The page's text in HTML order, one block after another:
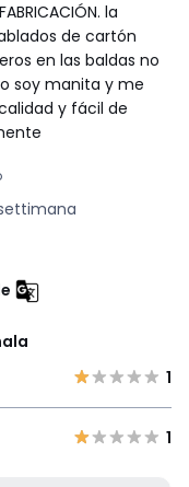
la
de cartón
en las baldas no
soy manita y me
y fácil de
1
1